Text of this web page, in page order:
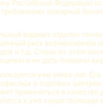
Российской Федерации
пожарной
вариант отделки
риск возникновения
и т.д. Стены из этого
и не дать пламени
уже много лет.
и торговых
применяться в качестве
к уже существующим